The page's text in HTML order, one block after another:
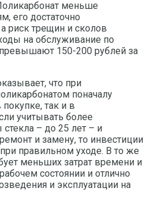
меньше
его достаточно
риск трещин и сколов
на обслуживание по
150-200 рублей за
что при
поначалу
так и в
учитывать более
– до 25 лет – и
и замену, то инвестиции
правильном уходе. В то же
меньших затрат времени и
состоянии и отлично
и эксплуатации на